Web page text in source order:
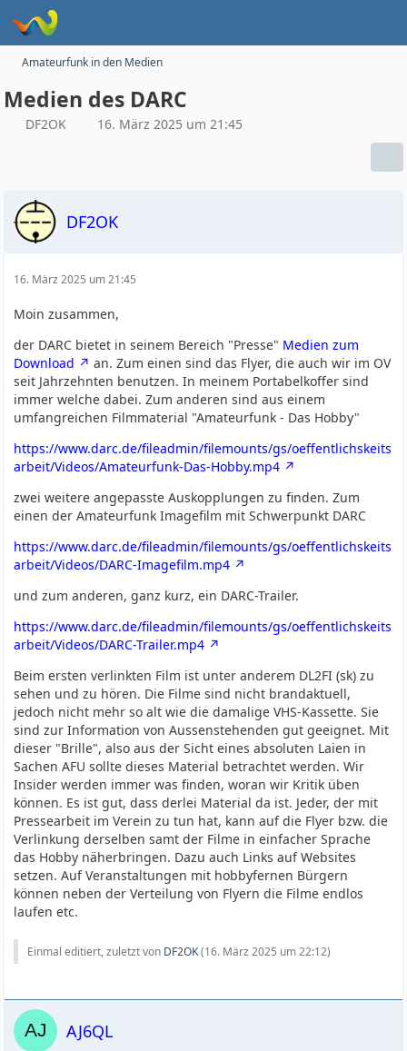
Amateurfunk in den Medien
Medien des DARC
DF2OK 16. März 2025 um 21:45
DF2OK
16. März 2025 um 21:45
Moin zusammen,
der DARC bietet in seinem Bereich "Presse" Medien zum
Download
an. Zum einen sind das Flyer, die auch wir im OV
seit Jahrzehnten benutzen. In meinem Portabelkoffer sind
immer welche dabei. Zum anderen sind aus einem
umfangreichen Filmmaterial "Amateurfunk - Das Hobby"
https://www.darc.de/fileadmin/filemounts/gs/oeffentlichskeits
arbeit/Videos/Amateurfunk-Das-Hobby.mp4
zwei weitere angepasste Auskopplungen zu finden. Zum
einen der Amateurfunk Imagefilm mit Schwerpunkt DARC
https://www.darc.de/fileadmin/filemounts/gs/oeffentlichskeits
arbeit/Videos/DARC-Imagefilm.mp4
und zum anderen, ganz kurz, ein DARC-Trailer.
https://www.darc.de/fileadmin/filemounts/gs/oeffentlichskeits
arbeit/Videos/DARC-Trailer.mp4
Beim ersten verlinkten Film ist unter anderem DL2FI (sk) zu
sehen und zu hören. Die Filme sind nicht brandaktuell,
jedoch nicht mehr so alt wie die damalige VHS-Kassette. Sie
sind zur Information von Aussenstehenden gut geeignet. Mit
dieser "Brille", also aus der Sicht eines absoluten Laien in
Sachen AFU sollte dieses Material betrachtet werden. Wir
Insider werden immer was finden, woran wir Kritik üben
können. Es ist gut, dass derlei Material da ist. Jeder, der mit
Pressearbeit im Verein zu tun hat, kann auf die Flyer bzw. die
Verlinkung derselben samt der Filme in einfacher Sprache
das Hobby näherbringen. Dazu auch Links auf Websites
setzen. Auf Veranstaltungen mit hobbyfernen Bürgern
können neben der Verteilung von Flyern die Filme endlos
laufen etc.
Einmal editiert, zuletzt von DF2OK(16. März 2025 um 22:12)
AJ6QL